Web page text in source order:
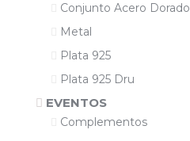
Conjunto Acero Dorado
Metal
Plata 925
Plata 925 Dru
EVENTOS
Complementos